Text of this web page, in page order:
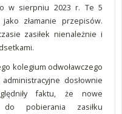
w sierpniu 2023 r. Te 5
złamanie przepisów.
zasiłek nienależnie i
kolegium odwoławczego
dosłownie
faktu, że nowe
pobierania zasiłku